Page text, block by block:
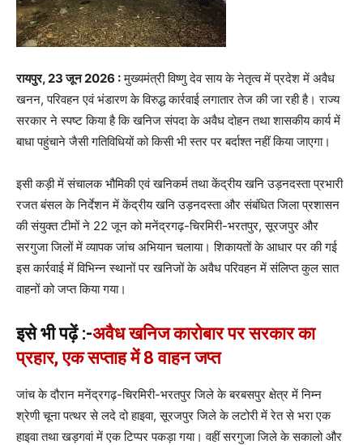
रायपुर, 23 जून 2026 :मुख्यमंत्री विष्णु देव साय के नेतृत्व में प्रदेश में अवैध
खनन, परिवहन एवं भंडारण के विरुद्ध कार्रवाई लगातार तेज की जा रही है। राज्य
सरकार ने स्पष्ट किया है कि खनिज संपदा के अवैध दोहन तथा शासकीय कार्य में
बाधा पहुंचाने जैसी गतिविधियों को किसी भी स्तर पर बर्दाश्त नहीं किया जाएगा।
इसी कड़ी में संचालक भौमिकी एवं खनिकर्म तथा केंद्रीय खनि उड़नदस्ता प्रभारी
रजत बंसल के निर्देशन में केंद्रीय खनि उड़नदस्ता और संबंधित जिला प्रशासन
की संयुक्त टीमों ने 22 जून को मनेंद्रगढ़-चिरमिरी-भरतपुर, सूरजपुर और
सरगुजा जिलों में व्यापक जांच अभियान चलाया। शिकायतों के आधार पर की गई
इस कार्रवाई में विभिन्न स्थानों पर खनिजों के अवैध परिवहन में संलिप्त कुल सात
वाहनों को जप्त किया गया।
इसे भी पढ़ें :-अवैध खनिज कारोबार पर सरकार का
प्रहार, एक सप्ताह में 8 वाहन जप्त
जांच के दौरान मनेंद्रगढ़-चिरमिरी-भरतपुर जिले के बरबसपुर क्षेत्र में निम्न
श्रेणी चूना पत्थर से लदे दो हाइवा, सूरजपुर जिले के लटोरी में रेत से भरा एक
हाइवा तथा खड़गवां में एक टिप्पर पकड़ा गया। वहीं सरगुजा जिले के सकालो और